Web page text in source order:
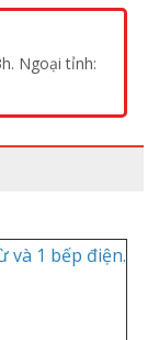
Ngoại tỉnh:
và 1 bếp điện.